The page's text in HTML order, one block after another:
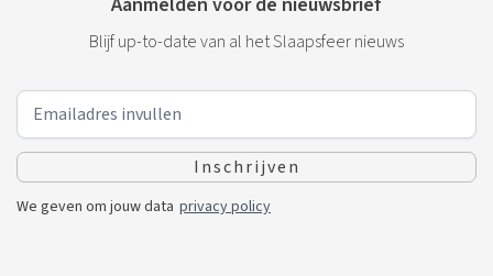
Blijf up-to-date van al het Slaapsfeer nieuws
We geven om jouw data privacy policy